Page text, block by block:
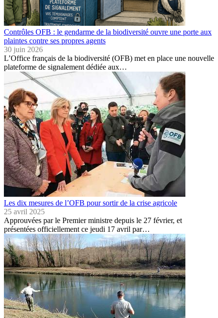
Contrôles OFB : le gendarme de la biodiversité ouvre une porte aux
plaintes contre ses propres agents
30 juin 2026
L’Office français de la biodiversité (OFB) met en place une nouvelle
plateforme de signalement dédiée aux…
Les dix mesures de l’OFB pour sortir de la crise agricole
25 avril 2025
Approuvées par le Premier ministre depuis le 27 février, et
présentées officiellement ce jeudi 17 avril par…